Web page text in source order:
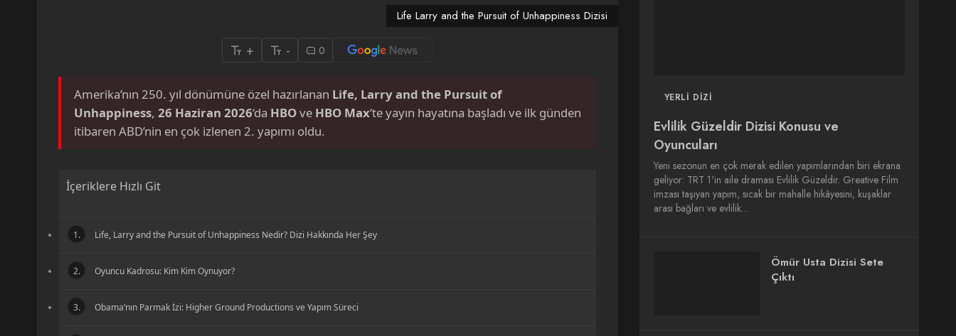
Life Larry and the Pursuit of Unhappiness Dizisi
+ - 0
Amerika’nın 250. yıl dönümüne özel hazırlanan Life, Larry and the Pursuit of
Unhappiness, 26 Haziran 2026‘da HBOve HBO Max‘te yayın hayatına başladı ve ilk günden
itibaren ABD’nin en çok izlenen 2. yapımı oldu.
İçeriklere Hızlı Git
1. Life, Larry and the Pursuit of Unhappiness Nedir? Dizi Hakkında Her Şey
2. Oyuncu Kadrosu: Kim Kim Oynuyor?
3. Obama’nın Parmak İzi: Higher Ground Productions ve Yapım Süreci
YERLI DIZI
Evlilik Güzeldir Dizisi Konusu ve
Oyuncuları
Yeni sezonun en çok merak edilen yapımlarından biri ekrana
geliyor: TRT 1'in aile draması Evlilik Güzeldir. Greative Film
imzası taşıyan yapım, sıcak bir mahalle hikâyesini, kuşaklar
arası bağları ve evlilik…
Ömür Usta Dizisi Sete
Çıktı